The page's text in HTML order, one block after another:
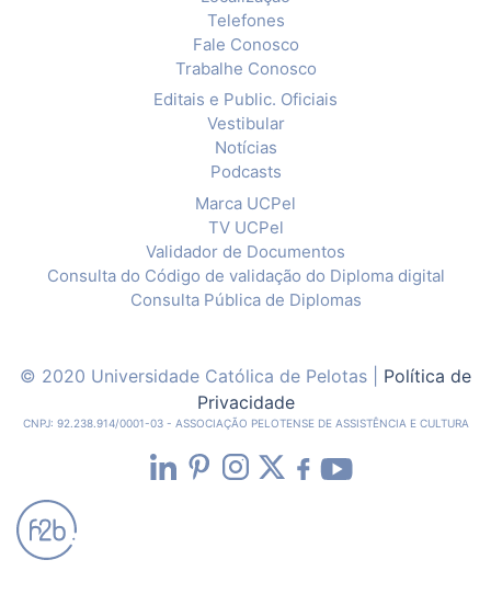
Telefones
Fale Conosco
Trabalhe Conosco
Editais e Public. Oficiais
Vestibular
Notícias
Podcasts
Marca UCPel
TV UCPel
Validador de Documentos
Consulta do Código de validação do Diploma digital
Consulta Pública de Diplomas
© 2020 Universidade Católica de Pelotas | Política de
Privacidade
CNPJ: 92.238.914/0001-03 - ASSOCIAÇÃO PELOTENSE DE ASSISTÊNCIA E CULTURA